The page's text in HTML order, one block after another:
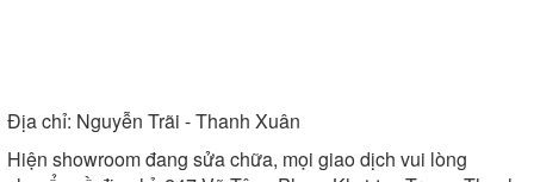
- Khóa cửa wifi, bluetooth.
Các loại khóa trên chính là đại diện cho tính năng
Địa chỉ: Nguyễn Trãi - Thanh Xuân
Hiện showroom đang sửa chữa, mọi giao dịch vui lòng